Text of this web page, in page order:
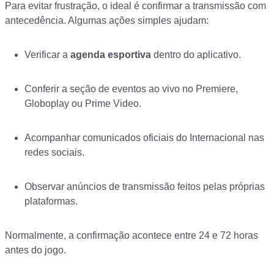
Para evitar frustração, o ideal é confirmar a transmissão com
antecedência. Algumas ações simples ajudam:
Verificar a agenda esportiva dentro do aplicativo.
Conferir a seção de eventos ao vivo no Premiere,
Globoplay ou Prime Video.
Acompanhar comunicados oficiais do Internacional nas
redes sociais.
Observar anúncios de transmissão feitos pelas próprias
plataformas.
Normalmente, a confirmação acontece entre 24 e 72 horas
antes do jogo.